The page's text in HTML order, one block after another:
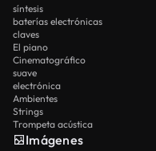
síntesis
baterías electrónicas
claves
El piano
Cinematográfico
suave
electrónica
Ambientes
Strings
Trompeta acústica
Imágenes